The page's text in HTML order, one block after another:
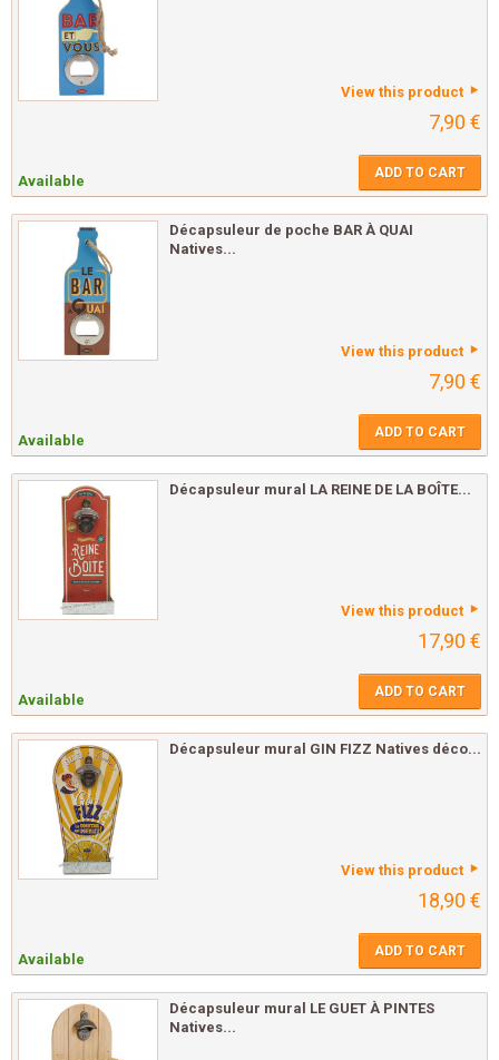
View this product
7,90 €
Available ADD TO CART
Décapsuleur de poche BAR À QUAI
Natives...
View this product
7,90 €
Available ADD TO CART
Décapsuleur mural LA REINE DE LA BOÎTE...
View this product
17,90 €
Available ADD TO CART
Décapsuleur mural GIN FIZZ Natives déco...
View this product
18,90 €
Available ADD TO CART
Décapsuleur mural LE GUET À PINTES
Natives...